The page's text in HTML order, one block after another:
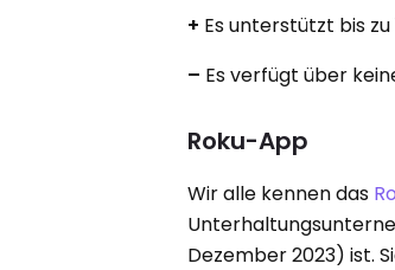
+ Es unterstützt bis
– Es verfügt über
Roku-App
Wir alle kennen das
Dezember 2023) ist.